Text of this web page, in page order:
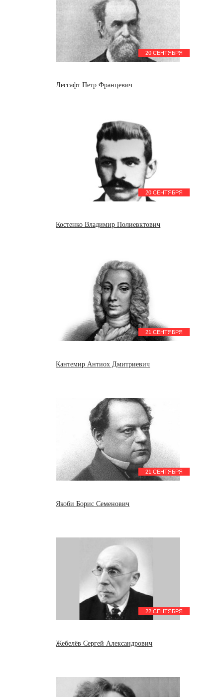
20 СЕНТЯБРЯ
Лесгафт Петр Францевич
20 СЕНТЯБРЯ
Костенко Владимир Полиевктович
21 СЕНТЯБРЯ
Кантемир Антиох Дмитриевич
21 СЕНТЯБРЯ
Якоби Борис Семенович
22 СЕНТЯБРЯ
Жебелёв Сергей Александрович